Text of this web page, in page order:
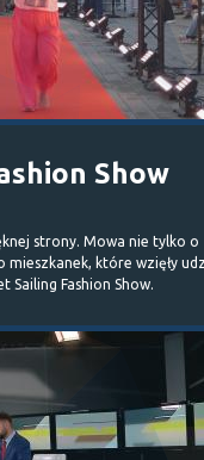
Show
strony. Mowa nie tylko o
które wzięły
Sailing Fashion Show.